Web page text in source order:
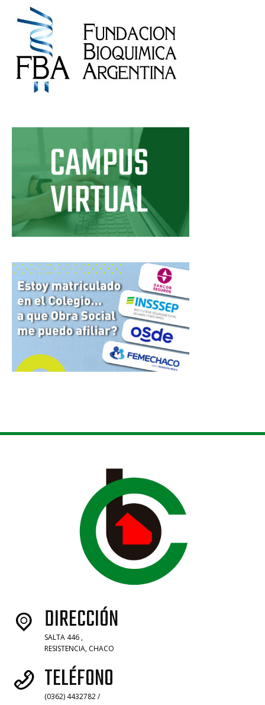
DIRECCIÓN
SALTA 446 ,
RESISTENCIA, CHACO
TELÉFONO
(0362) 4432782 /